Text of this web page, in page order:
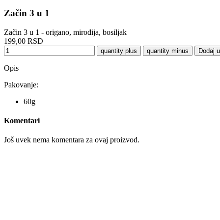
Začin 3 u 1
Začin 3 u 1 - origano, mirođija, bosiljak
199,00 RSD
Dodaj
Opis
Pakovanje:
60g
Komentari
Još uvek nema komentara za ovaj proizvod.